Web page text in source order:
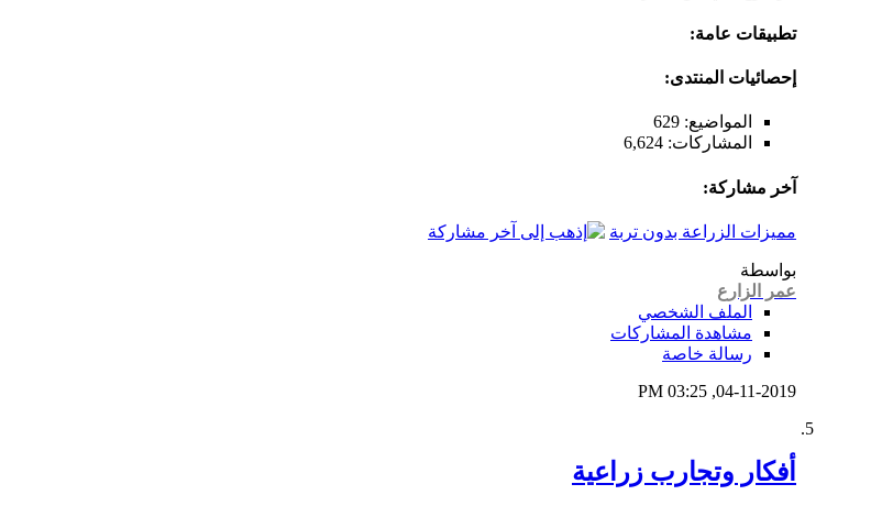
تطبيقات عامة:
إحصائيات المنتدى:
المواضيع: 629
المشاركات: 6,624
آخر مشاركة:
مميزات الزراعة بدون تربة
بواسطة
عمر الزارع
الملف الشخصي
مشاهدة المشاركات
رسالة خاصة
04-11-2019,
03:25 PM
أفكار وتجارب زراعية